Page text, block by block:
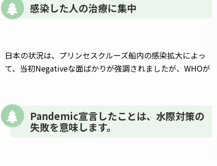
感染した人の治療に集中
日本の状況は、プリンセスクルーズ船内の感染拡大によっ
て、当初Negativeな面ばかりが強調されましたが、WHOが
Pandemic宣言したことは、水際対策の
失敗を意味します。